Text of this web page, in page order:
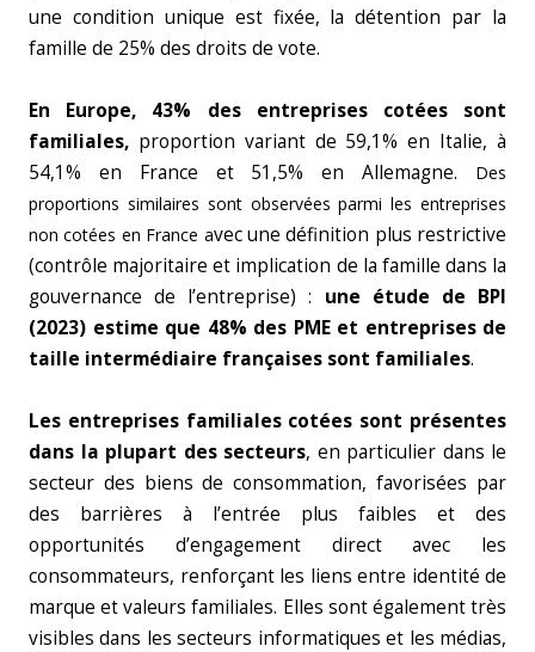
une condition unique est fixée, la détention par la
famille de 25% des droits de vote.
En Europe, 43% des entreprises cotées sont
familiales, proportion variant de 59,1% en Italie, à
54,1% en France et 51,5% en Allemagne.
Des
proportions similaires sont observées parmi les entreprises
non cotées en France avec une définition plus restrictive
(contrôle majoritaire et implication de la famille dans la
gouvernance de l’entreprise) : une étude de BPI
(2023) estime que 48% des PME et entreprises de
taille intermédiaire françaises sont familiales.
Les entreprises familiales cotées sont présentes
dans la plupart des secteurs, en particulier dans le
secteur des biens de consommation, favorisées par
des barrières à l’entrée plus faibles et des
opportunités d’engagement direct avec les
consommateurs, renforçant les liens entre identité de
marque et valeurs familiales. Elles sont également très
visibles dans les secteurs informatiques et les médias,